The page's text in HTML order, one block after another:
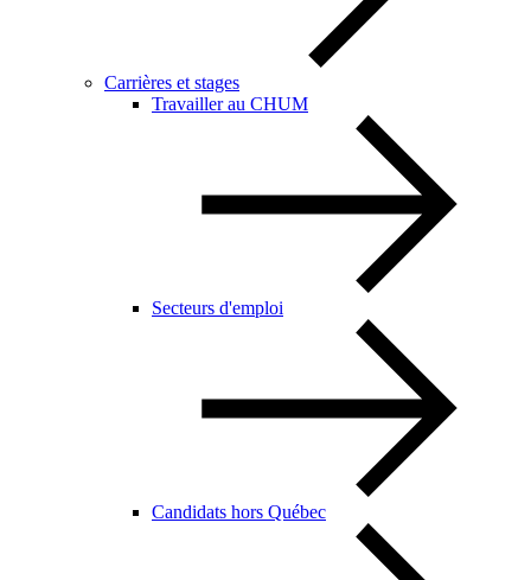
Carrières et stages
Travailler au CHUM
Secteurs d'emploi
Candidats hors Québec